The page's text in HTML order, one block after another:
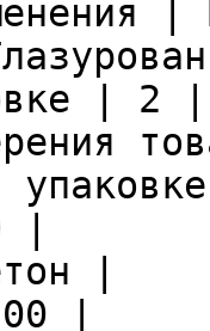
| 2 |
|
|
|